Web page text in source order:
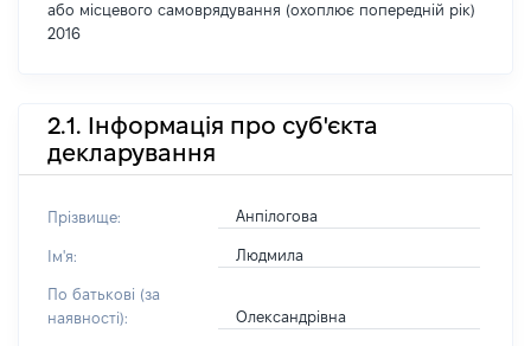
або місцевого самоврядування (охоплює попередній рік)
2016
2.1. Інформація про суб'єкта
декларування
Прізвище: Анпілогова
Ім'я: Людмила
По батькові (за
наявності):
Олександрівна